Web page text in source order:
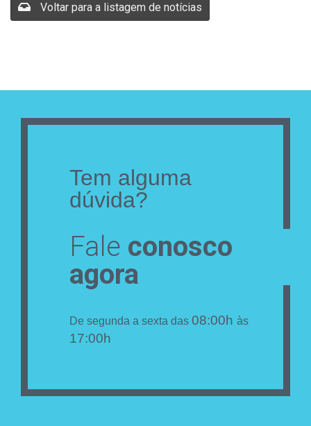
Voltar para a listagem de notícias
Tem alguma
dúvida?
Fale conosco
agora
De segunda a sexta das 08:00h às
17:00h